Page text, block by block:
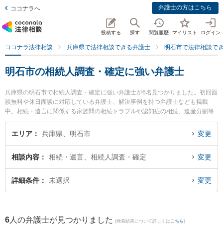
ココナラへ 弁護士の方はこちら
投稿する 探す 閲覧履歴 マイリスト ログイン
ココナラ法律相談 兵庫県で法律相談できる弁護士 明石市で法律相談で
明石市の相続人調査・確定に強い弁護士
兵庫県の明石市で相続人調査・確定に強い弁護士が6名見つかりました。初回面
談無料や休日面談に対応している弁護士、解決事例を持つ弁護士なども掲載
中。相続・遺言に関係する家族間の相続トラブルや認知症の相続、遺産分割等
の細かな分野での絞り込み検索もでき便利です。特にあかし興起法律事務所の
渡邉 友弁護士や弁護士法人あんぎゃ法律事務所 明石オフィスの小林 正幸弁護
査・確定のトラブルを今すぐに弁護士に相談したい』『相続人調査・確定のト
ラブル解決の実績豊富な近くの弁護士を検索したい』『初回相談無料で相続人
調査・確定を法律相談できる明石市内の弁護士に相談予約したい』などでお困
エリア 兵庫県、明石市 変更
相談内容 相続・遺言、相続人調査・確定 変更
詳細条件 未選択 変更
6 人の弁護士が見つかりました (検索結果について詳しくは こちら)